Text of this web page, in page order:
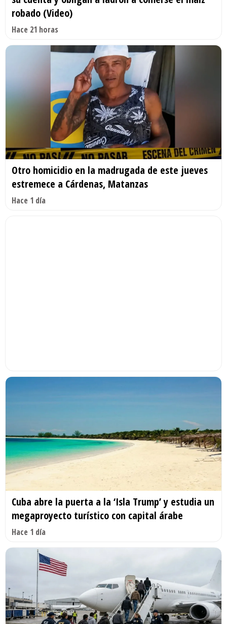
robado (Video)
Hace 21 horas
Otro homicidio en la madrugada de este jueves
estremece a Cárdenas, Matanzas
Hace 1 día
Cuba abre la puerta a la ‘Isla Trump’ y estudia un
megaproyecto turístico con capital árabe
Hace 1 día